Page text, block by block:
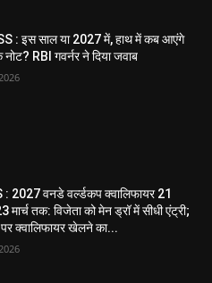
: इस साल या 2027 में, हाथ में कब आएंगे
नोट? RBI गवर्नर ने दिया जवाब
2027 वनडे वर्ल्डकप क्वालिफायर 21
मार्च तक: विजेता को मेन ड्रॉ में सीधी एंट्री;
क्वालिफायर खेलने का...